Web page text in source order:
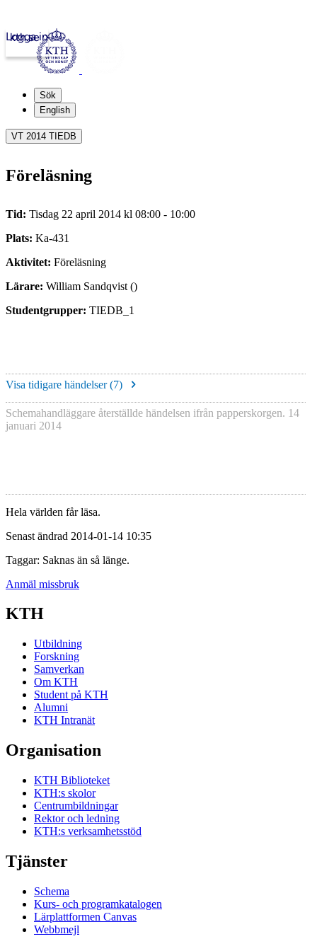
kth.se
Logga in
Sök
English
VT 2014 TIEDB
Föreläsning
Tid: Tisdag 22 april 2014 kl 08:00 - 10:00
Plats: Ka-431
Aktivitet: Föreläsning
Lärare: William Sandqvist ()
Studentgrupper: TIEDB_1
Visa tidigare händelser (7)
Schemahandläggare återställde händelsen ifrån papperskorgen. 14
januari 2014
Hela världen får läsa.
Senast ändrad 2014-01-14 10:35
Taggar: Saknas än så länge.
Anmäl missbruk
KTH
Utbildning
Forskning
Samverkan
Om KTH
Student på KTH
Alumni
KTH Intranät
Organisation
KTH Biblioteket
KTH:s skolor
Centrumbildningar
Rektor och ledning
KTH:s verksamhetsstöd
Tjänster
Schema
Kurs- och programkatalogen
Lärplattformen Canvas
Webbmejl